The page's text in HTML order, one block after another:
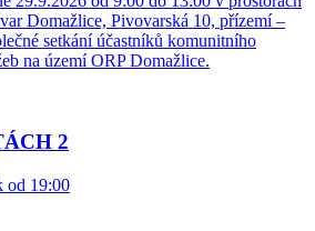
Domažlice, Pivovarská 10, přízemí –
setkání účastníků komunitního
na území ORP Domažlice.
2
od 19:00